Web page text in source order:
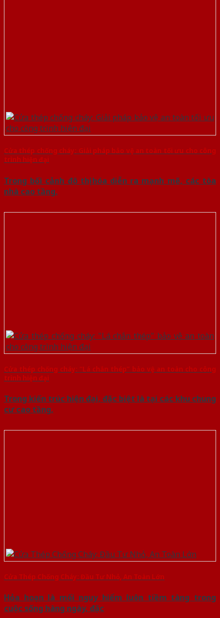
Cửa thép chống cháy: Giải pháp bảo vệ an toàn tối ưu cho công
trình hiện đại
Trong bối cảnh đô thị hóa diễn ra mạnh mẽ, các tòa
nhà cao tầng,
Cửa thép chống cháy: “Lá chắn thép” bảo vệ an toàn cho công
trình hiện đại
Trong kiến trúc hiện đại, đặc biệt là tại các khu chung
cư cao tầng,
Cửa Thép Chống Cháy: Đầu Tư Nhỏ, An Toàn Lớn
Hỏa hoạn là mối nguy hiểm luôn tiềm tàng trong
cuộc sống hàng ngày, đặc